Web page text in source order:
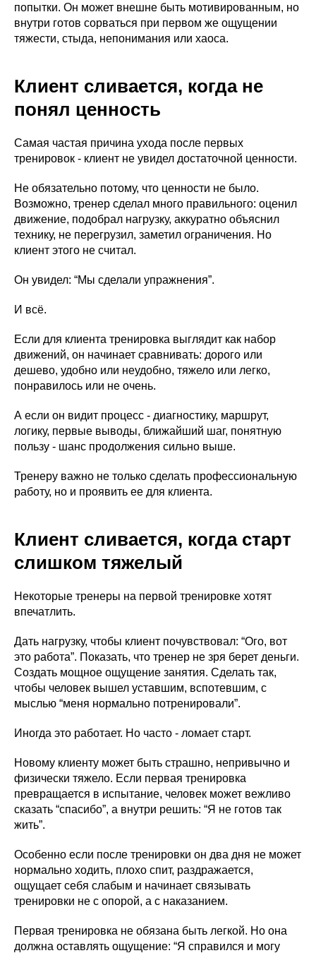
попытки. Он может внешне быть мотивированным, но
внутри готов сорваться при первом же ощущении
тяжести, стыда, непонимания или хаоса.
Клиент сливается, когда не
понял ценность
Самая частая причина ухода после первых
тренировок - клиент не увидел достаточной ценности.
Не обязательно потому, что ценности не было.
Возможно, тренер сделал много правильного: оценил
движение, подобрал нагрузку, аккуратно объяснил
технику, не перегрузил, заметил ограничения. Но
клиент этого не считал.
Он увидел: “Мы сделали упражнения”.
И всё.
Если для клиента тренировка выглядит как набор
движений, он начинает сравнивать: дорого или
дешево, удобно или неудобно, тяжело или легко,
понравилось или не очень.
А если он видит процесс - диагностику, маршрут,
логику, первые выводы, ближайший шаг, понятную
пользу - шанс продолжения сильно выше.
Тренеру важно не только сделать профессиональную
работу, но и проявить ее для клиента.
Клиент сливается, когда старт
слишком тяжелый
Некоторые тренеры на первой тренировке хотят
впечатлить.
Дать нагрузку, чтобы клиент почувствовал: “Ого, вот
это работа”. Показать, что тренер не зря берет деньги.
Создать мощное ощущение занятия. Сделать так,
чтобы человек вышел уставшим, вспотевшим, с
мыслью “меня нормально потренировали”.
Иногда это работает. Но часто - ломает старт.
Новому клиенту может быть страшно, непривычно и
физически тяжело. Если первая тренировка
превращается в испытание, человек может вежливо
сказать “спасибо”, а внутри решить: “Я не готов так
жить”.
Особенно если после тренировки он два дня не может
нормально ходить, плохо спит, раздражается,
ощущает себя слабым и начинает связывать
тренировки не с опорой, а с наказанием.
Первая тренировка не обязана быть легкой. Но она
должна оставлять ощущение: “Я справился и могу